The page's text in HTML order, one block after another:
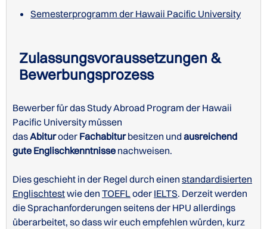
Undergraduate
Semesterprogramm der Hawaii Pacific University
Zulassungsvoraussetzungen &
Bewerbungsprozess
Bewerber für das Study Abroad Program der Hawaii
Pacific University müssen
dasAbituroder Fachabitur besitzen und ausreichend
gute Englischkenntnisse nachweisen.
Dies geschieht in der Regel durch einen standardisierten
Englischtestwie den TOEFLoder IELTS. Derzeit werden
die Sprachanforderungen seitens der HPU allerdings
überarbeitet, so dass wir euch empfehlen würden, kurz